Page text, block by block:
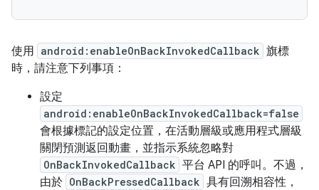
使用 android:enableOnBackInvokedCallback 旗標
時，請注意下列事項：
設定
android:enableOnBackInvokedCallback=false
會根據標記的設定位置，在活動層級或應用程式層級
關閉預測返回動畫，並指示系統忽略對
OnBackInvokedCallback 平台 API 的呼叫。不過，
由於 OnBackPressedCallback 具有回溯相容性，